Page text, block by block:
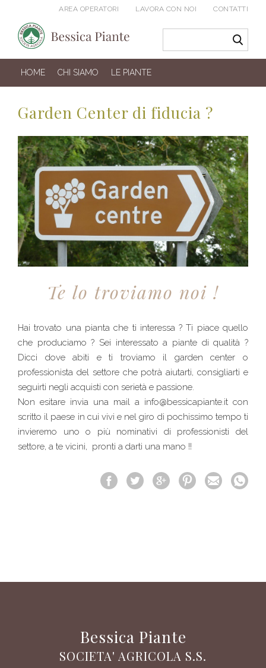
AREA OPERATORI LAVORA CON NOI CONTATTI
HOME CHI SIAMO LE PIANTE
Garden Center di fiducia ?
Te lo troviamo noi !
Hai trovato una pianta che ti interessa ? Ti piace quello
che produciamo ? Sei interessato a piante di qualità ?
Dicci dove abiti e ti troviamo il garden center o
professionista del settore che potrà aiutarti, consigliarti e
seguirti negli acquisti con serietà e passione.
Non esitare invia una mail a info@bessicapiante.it con
scritto il paese in cui vivi e nel giro di pochissimo tempo ti
invieremo uno o più nominativi di professionisti del
settore, a te vicini, pronti a darti una mano !!
Bessica Piante
SOCIETA' AGRICOLA S.S.